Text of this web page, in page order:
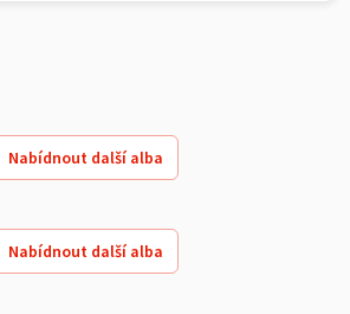
Nabídnout další alba
Nabídnout další alba